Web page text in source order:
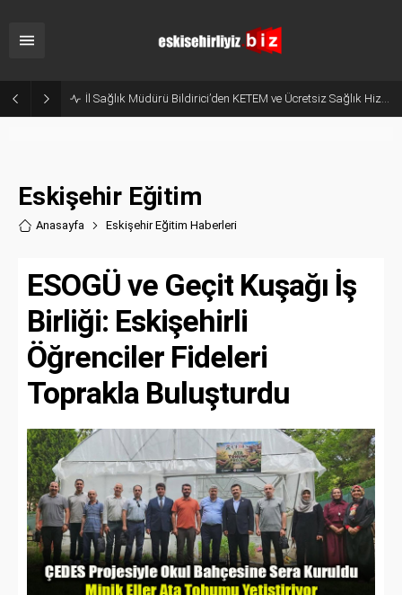
Hani Eskişehir Kaleydi? Yeni Parti’ye Geçişte Hesaplar Tutmadı!
Eskişehir Eğitim
Anasayfa Eskişehir Eğitim Haberleri
ESOGÜ ve Geçit Kuşağı İş
Birliği: Eskişehirli
Öğrenciler Fideleri
Toprakla Buluşturdu